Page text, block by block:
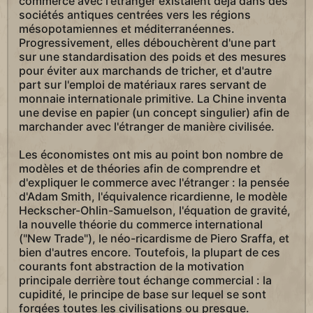
sociétés antiques centrées vers les régions
mésopotamiennes et méditerranéennes.
Progressivement, elles débouchèrent d'une part
sur une standardisation des poids et des mesures
pour éviter aux marchands de tricher, et d'autre
part sur l'emploi de matériaux rares servant de
monnaie internationale primitive. La Chine inventa
une devise en papier (un concept singulier) afin de
marchander avec l'étranger de manière civilisée.
Les économistes ont mis au point bon nombre de
modèles et de théories afin de comprendre et
d'expliquer le commerce avec l'étranger : la pensée
d'Adam Smith, l'équivalence ricardienne, le modèle
Heckscher-Ohlin-Samuelson, l'équation de gravité,
la nouvelle théorie du commerce international
("New Trade"), le néo-ricardisme de Piero Sraffa, et
bien d'autres encore. Toutefois, la plupart de ces
courants font abstraction de la motivation
principale derrière tout échange commercial : la
cupidité, le principe de base sur lequel se sont
forgées toutes les civilisations ou presque.